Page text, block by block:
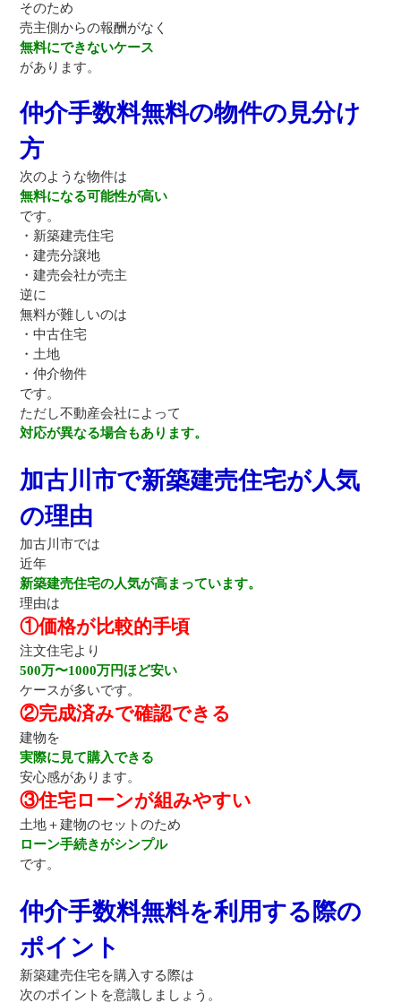
そのため
売主側からの報酬がなく
無料にできないケース
があります。
仲介手数料無料の物件の見分け
方
次のような物件は
無料になる可能性が高い
です。
・新築建売住宅
・建売分譲地
・建売会社が売主
逆に
無料が難しいのは
・中古住宅
・土地
・仲介物件
です。
ただし不動産会社によって
対応が異なる場合もあります。
加古川市で新築建売住宅が人気
の理由
加古川市では
近年
新築建売住宅の人気が高まっています。
理由は
①価格が比較的手頃
注文住宅より
500万〜1000万円ほど安い
ケースが多いです。
②完成済みで確認できる
建物を
実際に見て購入できる
安心感があります。
③住宅ローンが組みやすい
土地＋建物のセットのため
ローン手続きがシンプル
です。
仲介手数料無料を利用する際の
ポイント
新築建売住宅を購入する際は
次のポイントを意識しましょう。